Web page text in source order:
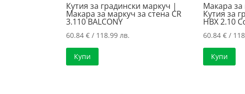
Кутия за градински маркуч |
Макара за маркуч за стена CR
3.110 BALCONY
60.84€ / 118.99 лв.
Купи
Макара за
Кутия за
HBX 2.10
60.84€ /
Купи